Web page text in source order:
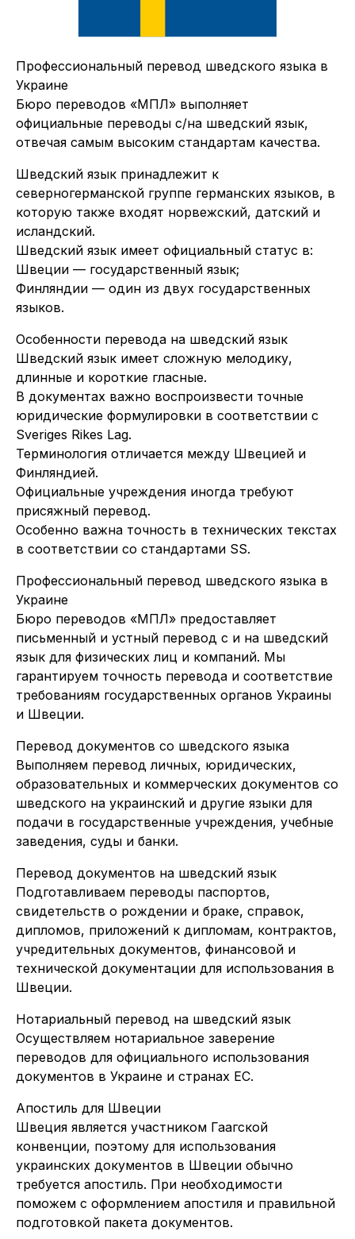
Профессиональный перевод шведского языка в
Украине
Бюро переводов «МПЛ» выполняет
официальные переводы с/на шведский язык,
отвечая самым высоким стандартам качества.
Шведский язык принадлежит к
северногерманской группе германских языков, в
которую также входят норвежский, датский и
исландский.
Шведский язык имеет официальный статус в:
Швеции — государственный язык;
Финляндии — один из двух государственных
языков.
Особенности перевода на шведский язык
Шведский язык имеет сложную мелодику,
длинные и короткие гласные.
В документах важно воспроизвести точные
юридические формулировки в соответствии с
Sveriges Rikes Lag.
Терминология отличается между Швецией и
Финляндией.
Официальные учреждения иногда требуют
присяжный перевод.
Особенно важна точность в технических текстах
в соответствии со стандартами SS.
Профессиональный перевод шведского языка в
Украине
Бюро переводов «МПЛ» предоставляет
письменный и устный перевод с и на шведский
язык для физических лиц и компаний. Мы
гарантируем точность перевода и соответствие
требованиям государственных органов Украины
и Швеции.
Перевод документов со шведского языка
Выполняем перевод личных, юридических,
образовательных и коммерческих документов со
шведского на украинский и другие языки для
подачи в государственные учреждения, учебные
заведения, суды и банки.
Перевод документов на шведский язык
Подготавливаем переводы паспортов,
свидетельств о рождении и браке, справок,
дипломов, приложений к дипломам, контрактов,
учредительных документов, финансовой и
технической документации для использования в
Швеции.
Нотариальный перевод на шведский язык
Осуществляем нотариальное заверение
переводов для официального использования
документов в Украине и странах ЕС.
Апостиль для Швеции
Швеция является участником Гаагской
конвенции, поэтому для использования
украинских документов в Швеции обычно
требуется апостиль. При необходимости
поможем с оформлением апостиля и правильной
подготовкой пакета документов.